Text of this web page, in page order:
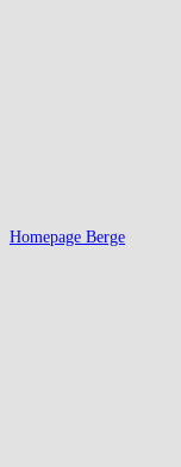
Homepage Berge